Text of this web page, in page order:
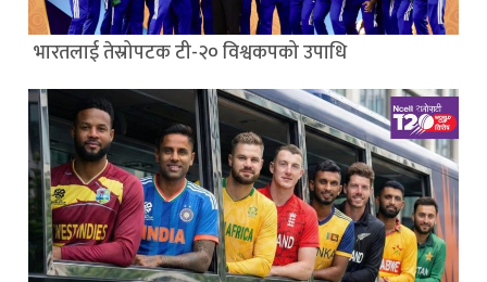
भारतलाई तेस्रोपटक टी-२० विश्वकपको उपाधि